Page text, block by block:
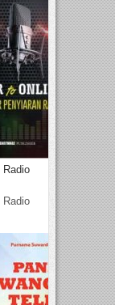
Radio
Radio